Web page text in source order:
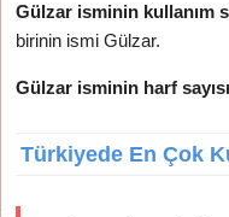
Gülzar isminin kullanım
birinin ismi Gülzar.
Gülzar isminin harf sayısı
Türkiyede En Çok